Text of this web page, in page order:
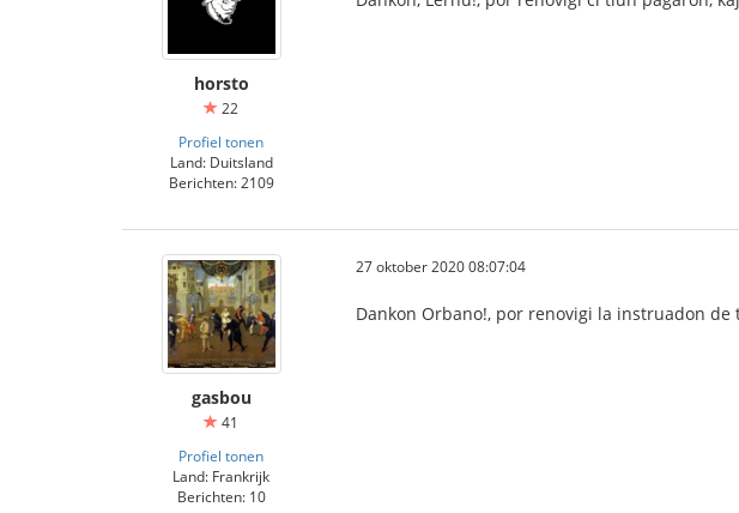
horsto
22
Profiel tonen
Land: Duitsland
Berichten: 2109
gasbou
41
Profiel tonen
Land: Frankrijk
Berichten: 10
27 oktober 2020 08:07:04
Dankon Orbano!, por renovigi la instruadon